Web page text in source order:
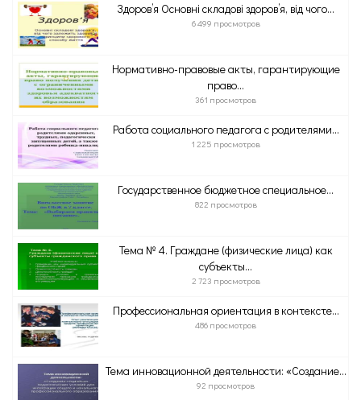
Здоров’я Основні складові здоров’я, від чого...
6 499 просмотров
Нормативно-правовые акты, гарантирующие
право...
361 просмотров
Работа социального педагога с родителями...
1 225 просмотров
Государственное бюджетное специальное...
822 просмотров
Тема № 4. Граждане (физические лица) как
субъекты...
2 723 просмотров
Профессиональная ориентация в контексте...
486 просмотров
Тема инновационной деятельности: «Создание...
92 просмотров